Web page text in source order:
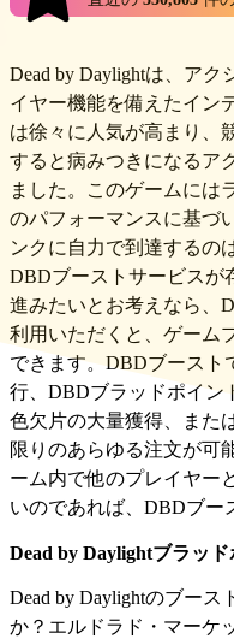
ており、当社の品質基準
エルドラドで利用可能な
トする最も効率的な方法
その後、利用可能な提案
Dead by Daylightは、ア
イヤー機能を備えたイン
は徐々に人気が高まり、
すると病みつきになるア
ました。このゲームには
のパフォーマンスに基づ
ンクに自力で到達するの
DBDブーストサービスが
進みたいとお考えなら、
利用いただくと、ゲーム
できます。DBDブースト
行、DBDブラッドポイン
色欠片の大量獲得、また
限りのあらゆる注文が可
ーム内で他のプレイヤー
いのであれば、DBDブー
Dead by Daylightブラッ
Dead by Daylightのブー
か？エルドラド・マーケ